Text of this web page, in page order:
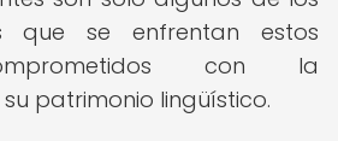
que se enfrentan estos
con la
patrimonio lingüístico.